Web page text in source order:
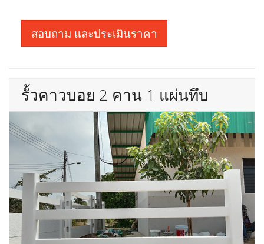
สอบถาม และประเมินราคา
รั้วคาวบอย 2 คาน 1 แผ่นทึบ